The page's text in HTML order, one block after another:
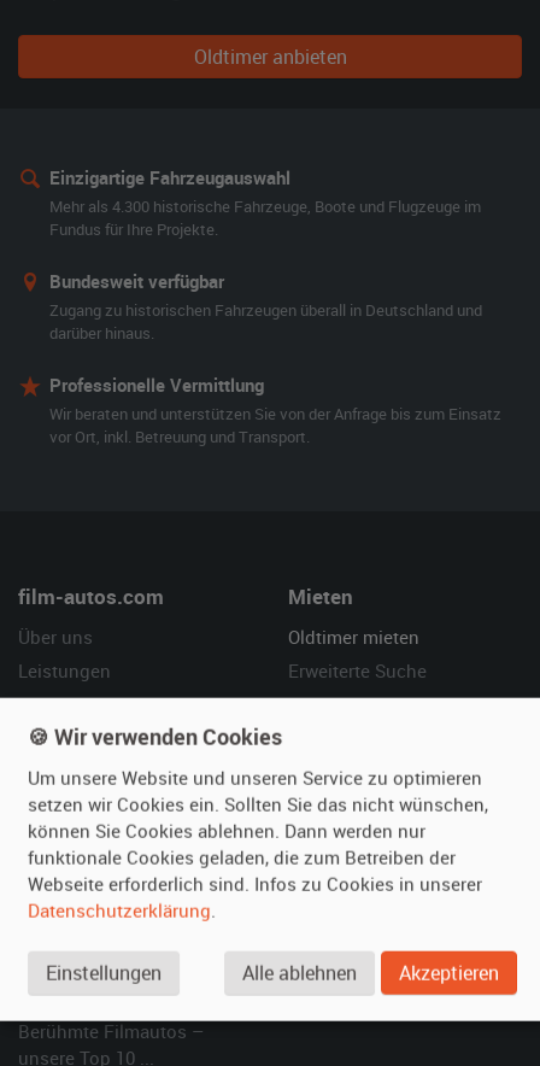
Oldtimer anbieten
Einzigartige Fahrzeugauswahl
Mehr als 4.300 historische Fahrzeuge, Boote und Flugzeuge im
Fundus für Ihre Projekte.
Bundesweit verfügbar
Zugang zu historischen Fahrzeugen überall in Deutschland und
darüber hinaus.
Professionelle Vermittlung
Wir beraten und unterstützen Sie von der Anfrage bis zum Einsatz
vor Ort, inkl. Betreuung und Transport.
film-autos.com
Über uns
Leistungen
Referenzen
Kundenmeinungen
Mieten
Oldtimer mieten
Erweiterte Suche
Fragen für Mieter
Vermieten
Oldtimer anmelden
Fotos senden
Fragen für Vermieter
Hilfe
Häufige Fragen (FAQ)
So funktioniert's
Berühmte Filmautos –
unsere Top 10 ...
🍪 Wir verwenden Cookies
Um unsere Website und unseren Service zu optimieren
setzen wir Cookies ein. Sollten Sie das nicht wünschen,
können Sie Cookies ablehnen. Dann werden nur
funktionale Cookies geladen, die zum Betreiben der
Webseite erforderlich sind. Infos zu Cookies in unserer
Datenschutzerklärung.
Einstellungen Alle ablehnen Akzeptieren